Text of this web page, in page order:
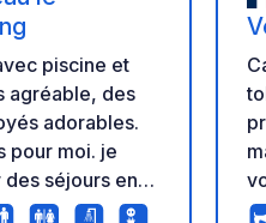
piscine et
agréable, des
adorables.
pour moi. je
séjours en
avec